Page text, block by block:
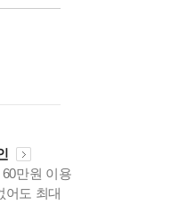
만원 이용
어도 최대